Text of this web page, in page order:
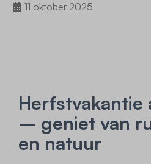
11 oktober 2025
Herfstvakantie
– geniet van
en natuur